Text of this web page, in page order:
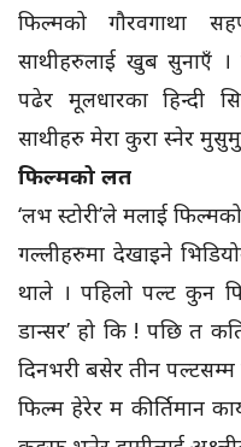
फिल्मको गौरवगाथा
साथीहरुलाई खुब सुनाएँ ।
पढेर मूलधारका हिन्दी
साथीहरु मेरा कुरा स्नेर
फिल्मको लत
‘लभ स्टोरी’ले मलाई
गल्लीहरुमा देखाइने
थाले । पहिलो पल्ट कुन
डान्सर’ हो कि ! पछि त
दिनभरी बसेर तीन
फिल्म हेरेर म कीर्तिमान